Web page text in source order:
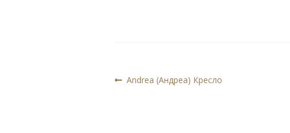
Навигация
Предыдущая
Andrea (Андреа) Кресло